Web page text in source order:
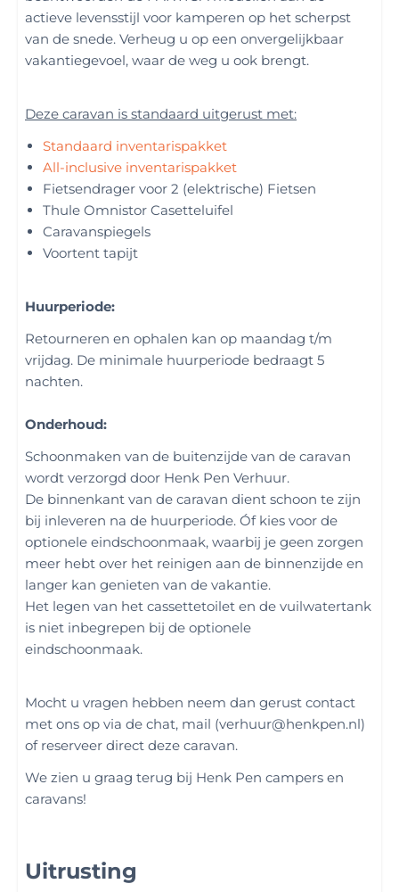
actieve levensstijl voor kamperen op het scherpst
van de snede. Verheug u op een onvergelijkbaar
vakantiegevoel, waar de weg u ook brengt.
Deze caravan is standaard uitgerust met:
Standaard inventarispakket
All-inclusive inventarispakket
Fietsendrager voor 2 (elektrische) Fietsen
Thule Omnistor Casetteluifel
Caravanspiegels
Voortent tapijt
Huurperiode:
Retourneren en ophalen kan op maandag t/m
vrijdag. De minimale huurperiode bedraagt 5
nachten.
Onderhoud:
Schoonmaken van de buitenzijde van de caravan
wordt verzorgd door Henk Pen Verhuur.
De binnenkant van de caravan dient schoon te zijn
bij inleveren na de huurperiode. Óf kies voor de
optionele eindschoonmaak, waarbij je geen zorgen
meer hebt over het reinigen aan de binnenzijde en
langer kan genieten van de vakantie.
Het legen van het cassettetoilet en de vuilwatertank
is niet inbegrepen bij de optionele
eindschoonmaak.
Mocht u vragen hebben neem dan gerust contact
met ons op via de chat, mail (verhuur@henkpen.nl)
of reserveer direct deze caravan.
We zien u graag terug bij Henk Pen campers en
caravans!
Uitrusting